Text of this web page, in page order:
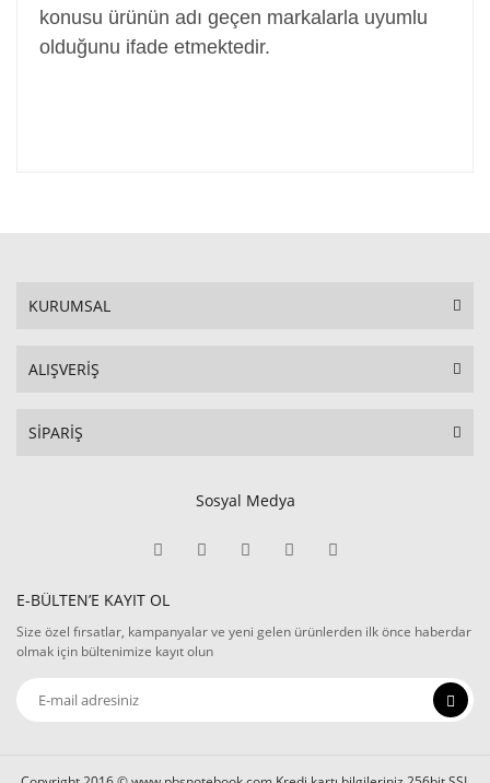
konusu ürünün adı geçen markalarla uyumlu
olduğunu ifade etmektedir.
KURUMSAL
ALIŞVERİŞ
SİPARİŞ
Sosyal Medya
E-BÜLTEN’E KAYIT OL
Size özel fırsatlar, kampanyalar ve yeni gelen ürünlerden ilk önce haberdar
olmak için bültenimize kayıt olun